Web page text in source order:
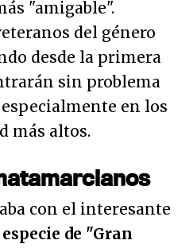
"amigable".
del género
desde la primera
sin problema
en los
más altos.
con el interesante
de "Gran